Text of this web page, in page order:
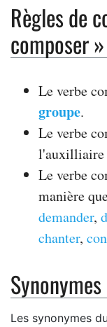
Règles de
composer »
Le verbe
groupe.
Le verbe
l'auxilliaire
Le verbe
manière
demander,
chanter,
Les synonymes